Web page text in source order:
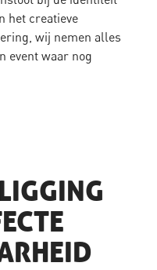
het creatieve
wij nemen alles
event waar nog